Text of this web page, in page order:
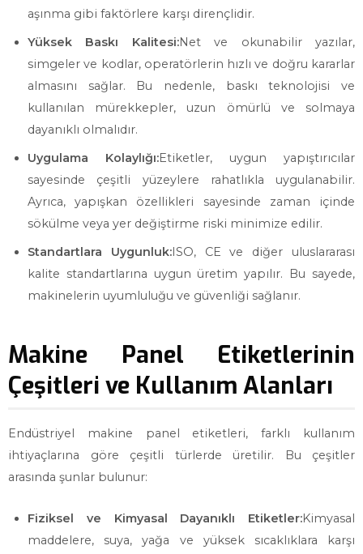
aşınma gibi faktörlere karşı dirençlidir.
Yüksek Baskı Kalitesi:Net ve okunabilir yazılar,
simgeler ve kodlar, operatörlerin hızlı ve doğru kararlar
almasını sağlar. Bu nedenle, baskı teknolojisi ve
kullanılan mürekkepler, uzun ömürlü ve solmaya
dayanıklı olmalıdır.
Uygulama Kolaylığı:Etiketler, uygun yapıştırıcılar
sayesinde çeşitli yüzeylere rahatlıkla uygulanabilir.
Ayrıca, yapışkan özellikleri sayesinde zaman içinde
sökülme veya yer değiştirme riski minimize edilir.
Standartlara Uygunluk:ISO, CE ve diğer uluslararası
kalite standartlarına uygun üretim yapılır. Bu sayede,
makinelerin uyumluluğu ve güvenliği sağlanır.
Makine Panel Etiketlerinin
Çeşitleri ve Kullanım Alanları
Endüstriyel makine panel etiketleri, farklı kullanım
ihtiyaçlarına göre çeşitli türlerde üretilir. Bu çeşitler
arasında şunlar bulunur:
Fiziksel ve Kimyasal Dayanıklı Etiketler:Kimyasal
maddelere, suya, yağa ve yüksek sıcaklıklara karşı